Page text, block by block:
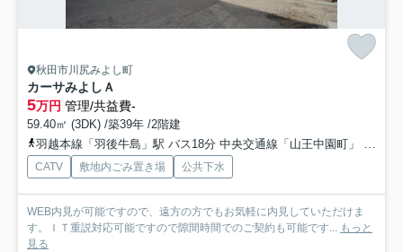
秋田市川尻みよし町
カーサみよしＡ
5万円 管理/共益費-
59.40㎡ (3DK) /築39年 /2階建
羽越本線「羽後牛島」駅 バス18分 中央交通線「山王中園町」 停歩3分
CATV 敷地内ごみ置き場 公共下水
WEB内見が可能ですので、遠方の方でもお気軽に内見していただけま
す。ＩＴ重説対応可能ですので隙間時間でのご契約も可能です... もっと
見る